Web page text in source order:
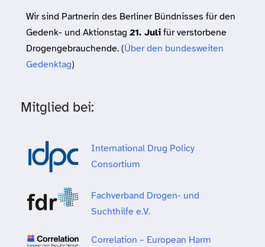
Wir sind Partnerin des Berliner Bündnisses für den
Gedenk- und Aktionstag 21. Julifür verstorbene
Drogengebrauchende. (Über den bundesweiten
Gedenktag)
Mitglied bei:
International Drug Policy
Consortium
Fachverband Drogen- und
Suchthilfe e.V.
Correlation – European Harm